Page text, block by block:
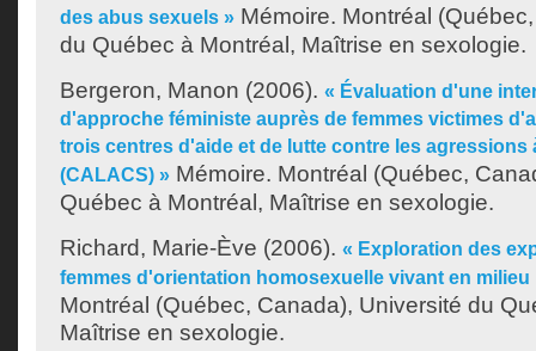
des abus sexuels » Mémoire. Montréal
du Québec à Montréal, Maîtrise en sexologie.
Bergeron, Manon (2006). « Évaluation d'une
d'approche féministe auprès de femmes victimes
trois centres d'aide et de lutte contre les agressions
(CALACS) » Mémoire. Montréal (Québec,
Québec à Montréal, Maîtrise en sexologie.
Richard, Marie-Ève (2006). « Exploration des
femmes d'orientation homosexuelle vivant en milieu
Montréal (Québec, Canada), Université du
Maîtrise en sexologie.